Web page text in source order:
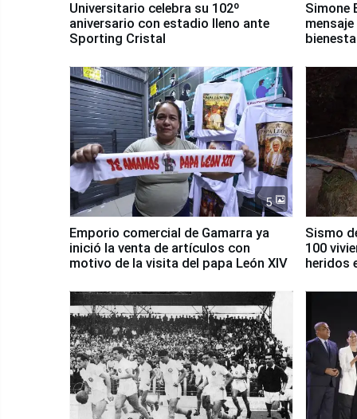
Universitario celebra su 102º
aniversario con estadio lleno ante
Sporting Cristal
Simone
5
Emporio comercial de Gamarra ya
inició la venta de artículos con
motivo de la visita del papa León XIV
Sismo
100
heridos